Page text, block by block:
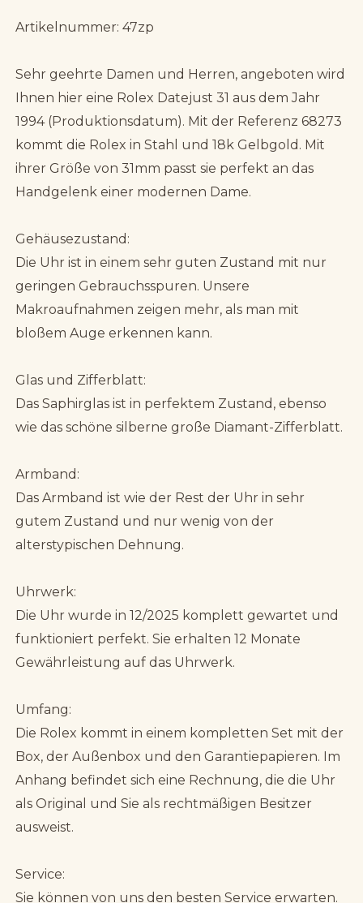
Artikelnummer: 47zp
Sehr geehrte Damen und Herren, angeboten wird
Ihnen hier eine Rolex Datejust 31 aus dem Jahr
1994 (Produktionsdatum). Mit der Referenz 68273
kommt die Rolex in Stahl und 18k Gelbgold. Mit
ihrer Größe von 31mm passt sie perfekt an das
Handgelenk einer modernen Dame.
Gehäusezustand:
Die Uhr ist in einem sehr guten Zustand mit nur
geringen Gebrauchsspuren. Unsere
Makroaufnahmen zeigen mehr, als man mit
bloßem Auge erkennen kann.
Glas und Zifferblatt:
Das Saphirglas ist in perfektem Zustand, ebenso
wie das schöne silberne große Diamant-Zifferblatt.
Armband:
Das Armband ist wie der Rest der Uhr in sehr
gutem Zustand und nur wenig von der
alterstypischen Dehnung.
Uhrwerk:
Die Uhr wurde in 12/2025 komplett gewartet und
funktioniert perfekt. Sie erhalten 12 Monate
Gewährleistung auf das Uhrwerk.
Umfang:
Die Rolex kommt in einem kompletten Set mit der
Box, der Außenbox und den Garantiepapieren. Im
Anhang befindet sich eine Rechnung, die die Uhr
als Original und Sie als rechtmäßigen Besitzer
ausweist.
Service:
Sie können von uns den besten Service erwarten.